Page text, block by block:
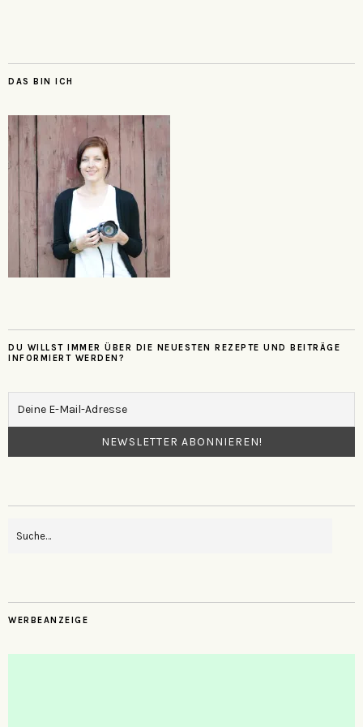
DAS BIN ICH
DU WILLST IMMER ÜBER DIE NEUESTEN REZEPTE UND BEITRÄGE
INFORMIERT WERDEN?
WERBEANZEIGE